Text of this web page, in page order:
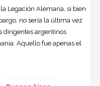
Legación Alemana, si bien
no sería la última vez
dirigentes argentinos
Aquello fue apenas el